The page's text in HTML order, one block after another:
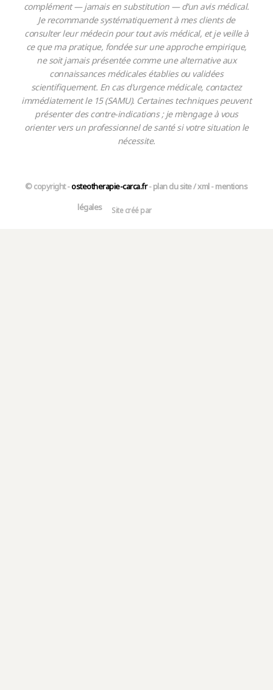
complément — jamais en substitution — d’un avis médical.
Je recommande systématiquement à mes clients de
consulter leur médecin pour tout avis médical, et je veille à
ce que ma pratique, fondée sur une approche empirique,
ne soit jamais présentée comme une alternative aux
connaissances médicales établies ou validées
scientifiquement. En cas d’urgence médicale, contactez
immédiatement le 15 (SAMU). Certaines techniques peuvent
présenter des contre-indications ; je m’engage à vous
orienter vers un professionnel de santé si votre situation le
nécessite.
© copyright -osteotherapie-carca.fr-plan du site/xml-mentions
légales
Site créé par